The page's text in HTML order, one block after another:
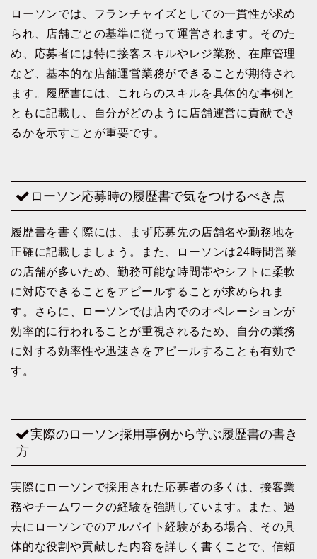
ローソンでは、フランチャイズとしての一貫性が求め
られ、店舗ごとの基準に従って運営されます。そのた
め、応募者には特に接客スキルやレジ業務、在庫管理
など、基本的な店舗運営業務ができることが期待され
ます。履歴書には、これらのスキルを具体的な事例と
ともに記載し、自分がどのように店舗運営に貢献でき
るかを示すことが重要です。
ローソン応募時の履歴書で気をつけるべき点
履歴書を書く際には、まず応募先の店舗名や勤務地を
正確に記載しましょう。また、ローソンは24時間営業
の店舗が多いため、勤務可能な時間帯やシフトに柔軟
に対応できることをアピールすることが求められま
す。さらに、ローソンでは店内でのオペレーションが
効率的に行われることが重視されるため、自分の業務
に対する効率性や迅速さをアピールすることも有効で
す。
実際のローソン採用事例から学ぶ履歴書の書き
方
実際にローソンで採用された応募者の多くは、接客業
務やチームワークの経験を強調しています。また、過
去にローソンでのアルバイト経験がある場合、その具
体的な役割や貢献した内容を詳しく書くことで、信頼